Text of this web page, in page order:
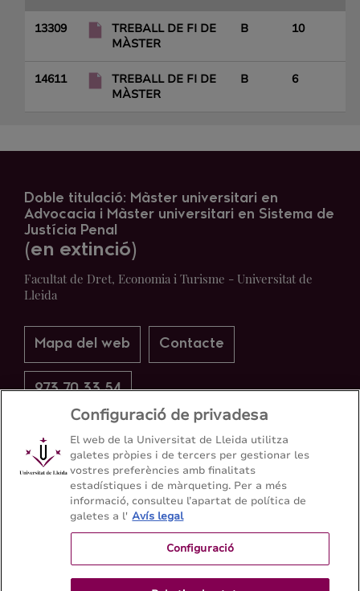
13309
TREBALL DE FI DE
MÀSTER
B 10
14611
TREBALL DE FI DE
MÀSTER
B 6
Doble titulació: Màster universitari en
Advocacia i Màster universitari en Sistema de
Justícia Penal
(en extinció)
Facultat de Dret, Economia i Turisme - Universitat de
Lleida
Mapa del web Contacte
973 70 33 54
Configuració de privadesa
El web de la Universitat de Lleida utilitza
galetes pròpies i de tercers per gestionar les
vostres preferències amb finalitats
estadístiques i de màrqueting. Per a més
informació, consulteu l’apartat de política de
galetes a l' Avís legal
Configuració